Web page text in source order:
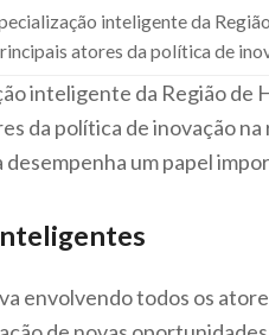
inteligente da
atores da política de
inteligente da Região de
da política de inovação
um papel
envolvendo todos os